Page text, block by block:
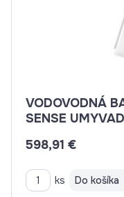
VODOVODNÁ
SENSE
CHROM/BIELA
598,91 €
ks Do košíka